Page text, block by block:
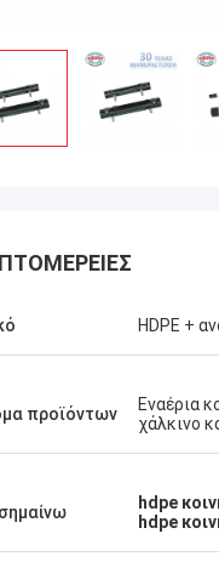
HDPE +
προϊόντων
Εναέρια
χάλκινο
hdpe
hdpe